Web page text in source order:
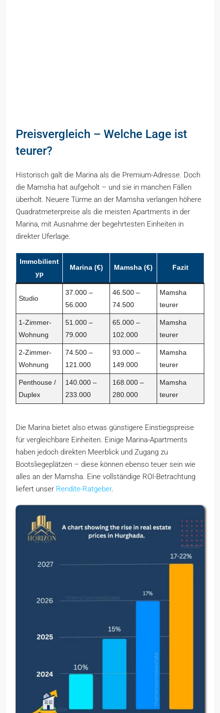
Preisvergleich – Welche Lage ist
teurer?
Historisch galt die Marina als die Premium-Adresse. Doch
die Mamsha hat aufgeholt – und sie in manchen Fällen
überholt. Neuere Türme an der Mamsha verlangen höhere
Quadratmeterpreise als die meisten Apartments in der
Marina, mit Ausnahme der begehrtesten Einheiten in
direkter Uferlage.
Immobilient
yp
Marina (€) Mamsha (€) Fazit
Studio
37.000 –
56.000
46.500 –
74.500
Mamsha
teurer
1-Zimmer-
Wohnung
51.000 –
79.000
65.000 –
102.000
Mamsha
teurer
2-Zimmer-
Wohnung
74.500 –
121.000
93.000 –
149.000
Mamsha
teurer
Penthouse /
Duplex
140.000 –
233.000
168.000 –
280.000
Mamsha
teurer
Die Marina bietet also etwas günstigere Einstiegspreise
für vergleichbare Einheiten. Einige Marina-Apartments
haben jedoch direkten Meerblick und Zugang zu
Bootsliegeplätzen – diese können ebenso teuer sein wie
alles an der Mamsha. Eine vollständige ROI-Betrachtung
liefert unser Rendite-Ratgeber.